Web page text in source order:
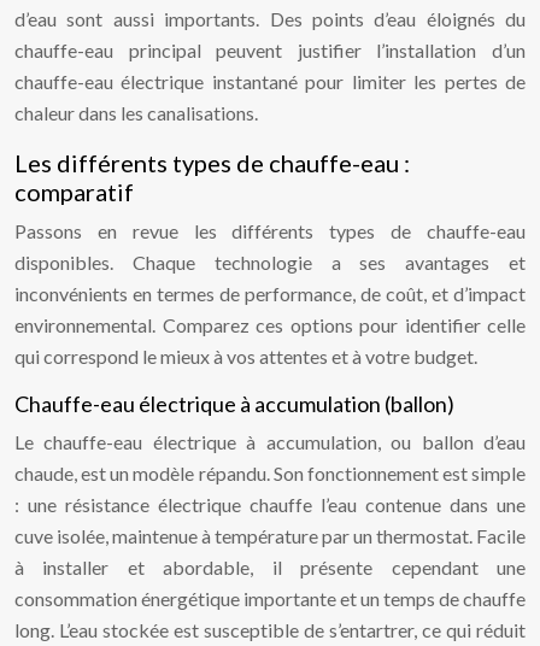
d’eau sont aussi importants. Des points d’eau éloignés du
chauffe-eau principal peuvent justifier l’installation d’un
chauffe-eau électrique instantané pour limiter les pertes de
chaleur dans les canalisations.
Les différents types de chauffe-eau :
comparatif
Passons en revue les différents types de chauffe-eau
disponibles. Chaque technologie a ses avantages et
inconvénients en termes de performance, de coût, et d’impact
environnemental. Comparez ces options pour identifier celle
qui correspond le mieux à vos attentes et à votre budget.
Chauffe-eau électrique à accumulation (ballon)
Le chauffe-eau électrique à accumulation, ou ballon d’eau
chaude, est un modèle répandu. Son fonctionnement est simple
: une résistance électrique chauffe l’eau contenue dans une
cuve isolée, maintenue à température par un thermostat. Facile
à installer et abordable, il présente cependant une
consommation énergétique importante et un temps de chauffe
long. L’eau stockée est susceptible de s’entartrer, ce qui réduit